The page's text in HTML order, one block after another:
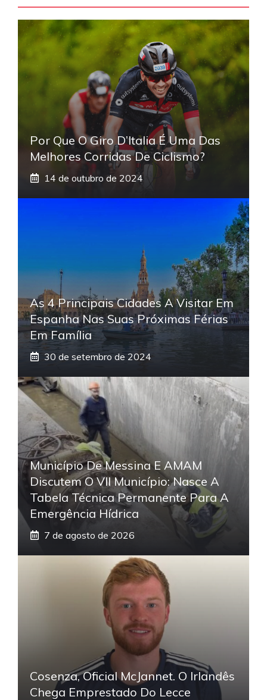
Por Que O Giro D’Italia É Uma Das
Melhores Corridas De Ciclismo?
14 de outubro de 2024
As 4 Principais Cidades A Visitar Em
Espanha Nas Suas Próximas Férias
Em Família
30 de setembro de 2024
Município De Messina E AMAM
Discutem O VII Município: Nasce A
Tabela Técnica Permanente Para A
Emergência Hídrica
7 de agosto de 2026
Cosenza, Oficial McJannet. O Irlandês
Chega Emprestado Do Lecce